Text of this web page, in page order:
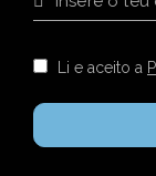
Li e aceito a